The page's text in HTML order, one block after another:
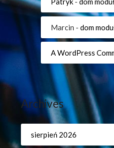
Marcin -dom
A WordPress
Archives
sierpień 2026